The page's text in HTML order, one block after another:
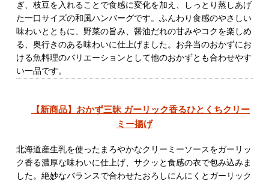
ぎ、枝豆を入れることで食感に変化を加え、しっとり蒸しあげ
た一口サイズの和風ハンバーグです。ふんわり食感のやさしい
味わいとともに、野菜の旨み、醤油だれの甘みやコクを楽しめ
る、奥行きのある味わいに仕上げました。お弁当のおかずにお
ける魚料理のバリエーションとして他のおかずとも合わせやす
い一品です。
【新商品】おかず三昧 ガーリック香るひとくちクリー
ミー揚げ
北海道産生乳を使ったまろやかなクリーミーソースをガーリッ
ク香る濃厚な味わいに仕上げ、サクッと食感の衣で包み込みま
した。絶妙なバランスで合わせたおろしにんにくとガーリック